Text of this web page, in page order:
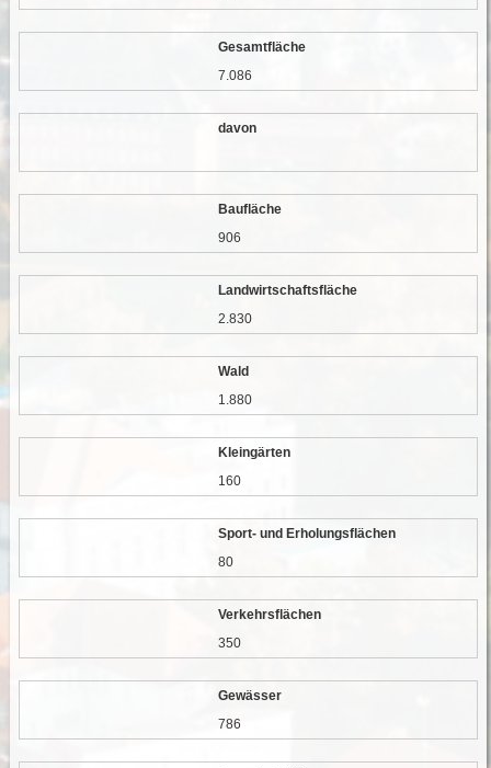
Gesamtfläche
7.086
davon
Baufläche
906
Landwirtschaftsfläche
2.830
Wald
1.880
Kleingärten
160
Sport- und Erholungsflächen
80
Verkehrsflächen
350
Gewässer
786